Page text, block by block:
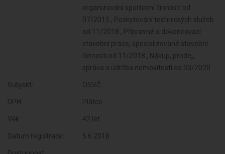
organizování sportovní činnosti od
07/2015 , Poskytování technických služeb
od 11/2018 , Přípravné a dokončovací
stavební práce, specializované stavební
činnosti od 11/2018 , Nákup, prodej,
správa a údržba nemovitostí od 03/2020
Subjekt: OSVČ
DPH: Plátce
Věk: 42 let
Datum registrace: 5.6.2018